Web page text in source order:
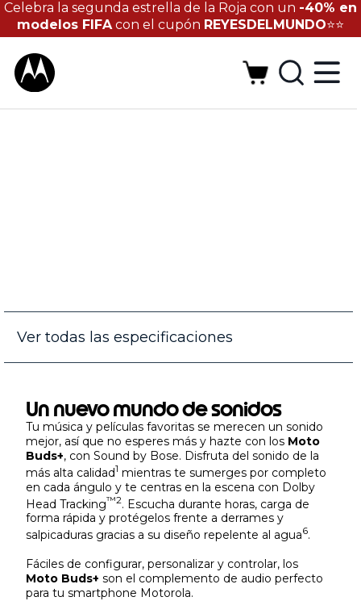
Celebra la segunda estrella de la Roja con un -40% en
modelos FIFAcon el cupón REYESDELMUNDO⭐⭐
Ver todas las especificaciones
Un nuevo mundo de sonidos
Tu música y películas favoritas se merecen un sonido
mejor, así que no esperes más y hazte con los Moto
Buds+, con Sound by Bose. Disfruta del sonido de la
más alta calidad1 mientras te sumerges por completo
en cada ángulo y te centras en la escena con Dolby
Head Tracking™2. Escucha durante horas, carga de
forma rápida y protégelos frente a derrames y
salpicaduras gracias a su diseño repelente al agua6.
Fáciles de configurar, personalizar y controlar, los
Moto Buds+ son el complemento de audio perfecto
para tu smartphone Motorola.